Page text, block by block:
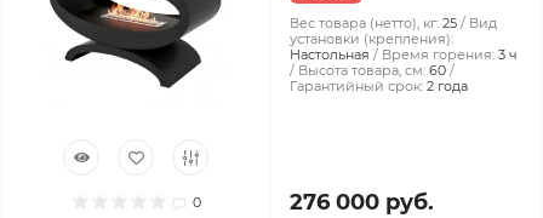
0
Вес товара (нетто), кг: 25
Вид
установки (крепления):
Настольная
Время горения: 3 ч
Высота товара, см: 60
Гарантийный срок: 2 года
276 000 руб.